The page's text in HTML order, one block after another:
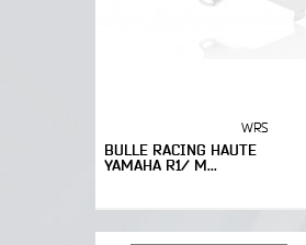
WRS
BULLE RACING HAUTE
YAMAHA R1/ M...